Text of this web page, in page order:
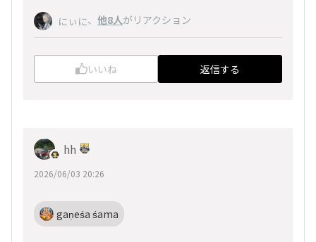
にぃに、 他8人がリアクション
いいね 返信する
hh
2026/06/03 20:26
gaṇeśa śama